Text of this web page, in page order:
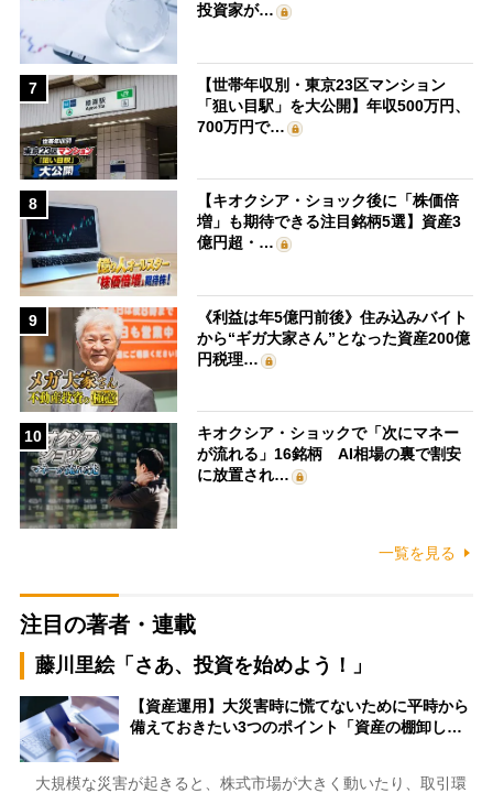
投資家が…
7
【世帯年収別・東京23区マンション
「狙い目駅」を大公開】年収500万円、
700万円で…
8
【キオクシア・ショック後に「株価倍
増」も期待できる注目銘柄5選】資産3
億円超・…
9
《利益は年5億円前後》住み込みバイト
から“ギガ大家さん”となった資産200億
円税理…
10
キオクシア・ショックで「次にマネー
が流れる」16銘柄 AI相場の裏で割安
に放置され…
一覧を見る
注目の著者・連載
藤川里絵「さあ、投資を始めよう！」
【資産運用】大災害時に慌てないために平時から
備えておきたい3つのポイント「資産の棚卸し…
大規模な災害が起きると、株式市場が大きく動いたり、取引環